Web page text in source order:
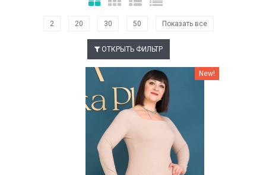
2 20 30 50 Показать все
ОТКРЫТЬ ФИЛЬТР
Наклейки Варіант з % New!